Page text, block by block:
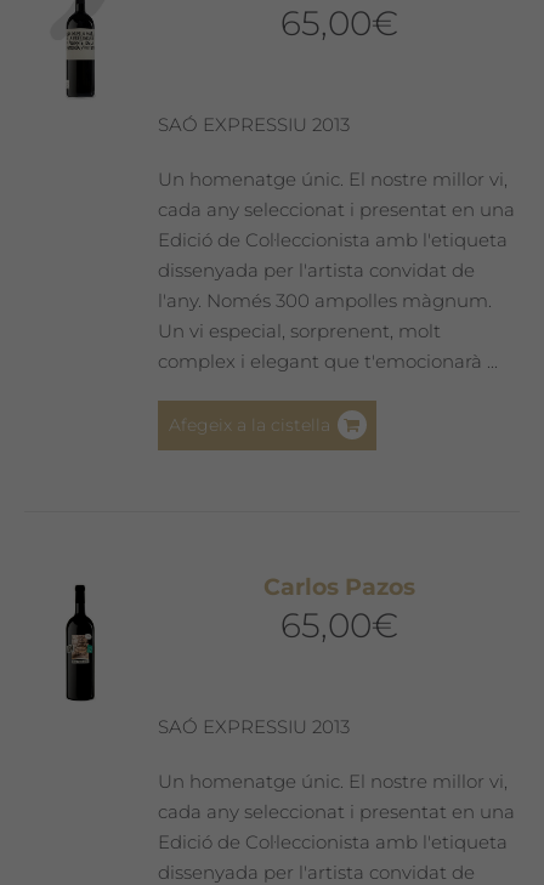
65,00€
SAÓ EXPRESSIU 2013
Un homenatge únic. El nostre millor vi,
cada any seleccionat i presentat en una
Edició de Col·leccionista amb l'etiqueta
dissenyada per l'artista convidat de
l'any. Només 300 ampolles màgnum.
Un vi especial, sorprenent, molt
complex i elegant que t'emocionarà ...
Afegeix a la cistella
Carlos Pazos
65,00€
SAÓ EXPRESSIU 2013
Un homenatge únic. El nostre millor vi,
cada any seleccionat i presentat en una
Edició de Col·leccionista amb l'etiqueta
dissenyada per l'artista convidat de